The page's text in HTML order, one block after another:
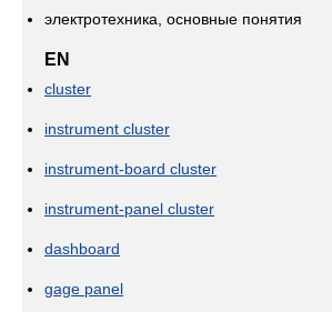
электротехника, основные понятия
EN
cluster
instrument cluster
instrument-board cluster
instrument-panel cluster
dashboard
gage panel